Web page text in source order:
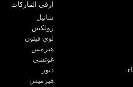
ارقى الماركات
شانيل
رولكس
لوي فيتون
هيرمس
غوتشي
ديور
هيرميس